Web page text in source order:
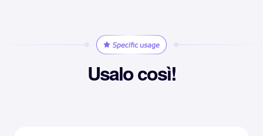
Usalo così!